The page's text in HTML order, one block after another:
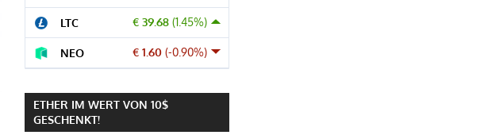
€ 39.68 (1.45%)
LTC
€ 1.60 (-0.90%)
NEO
ETHER IM WERT VON 10$
GESCHENKT!